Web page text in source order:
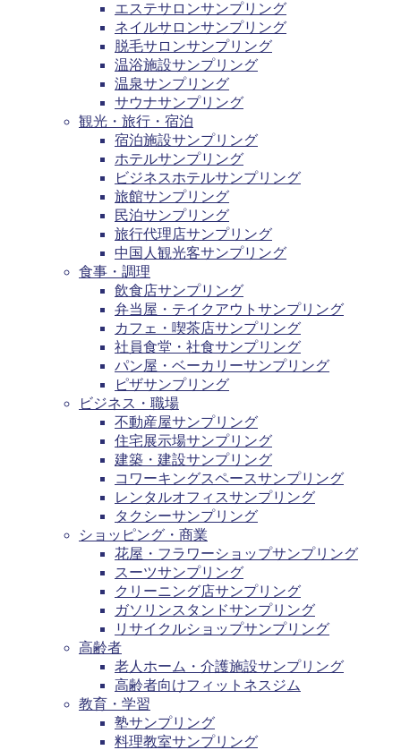
エステサロンサンプリング
ネイルサロンサンプリング
脱毛サロンサンプリング
温浴施設サンプリング
温泉サンプリング
サウナサンプリング
観光・旅行・宿泊
宿泊施設サンプリング
ホテルサンプリング
ビジネスホテルサンプリング
旅館サンプリング
民泊サンプリング
旅行代理店サンプリング
中国人観光客サンプリング
食事・調理
飲食店サンプリング
弁当屋・テイクアウトサンプリング
カフェ・喫茶店サンプリング
社員食堂・社食サンプリング
パン屋・ベーカリーサンプリング
ピザサンプリング
ビジネス・職場
不動産屋サンプリング
住宅展示場サンプリング
建築・建設サンプリング
コワーキングスペースサンプリング
レンタルオフィスサンプリング
タクシーサンプリング
ショッピング・商業
花屋・フラワーショップサンプリング
スーツサンプリング
クリーニング店サンプリング
ガソリンスタンドサンプリング
リサイクルショップサンプリング
高齢者
老人ホーム・介護施設サンプリング
高齢者向けフィットネスジム
教育・学習
塾サンプリング
料理教室サンプリング